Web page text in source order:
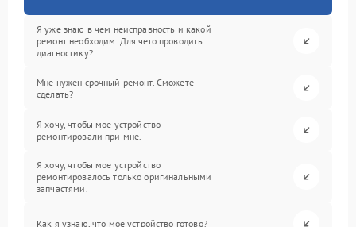
Я уже знаю в чем неисправность и какой
ремонт необходим. Для чего проводить
диагностику?
Мне нужен срочный ремонт. Сможете
сделать?
Я хочу, чтобы мое устройство
ремонтировали при мне.
Я хочу, чтобы мое устройство
ремонтировалось только оригинальными
запчастями.
Как я узнаю, что мое устройство готово?